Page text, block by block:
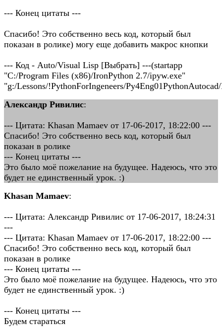
--- Конец цитаты ---
Спасибо! Это собственно весь код, который был
показан в ролике) могу еще добавить макрос кнопки
--- Код - Auto/Visual Lisp [Выбрать] ---(startapp
"C:/Program Files (x86)/IronPython 2.7/ipyw.exe"
"g:/Lessons/!PythonForIngeneers/
Александр Ривилис:
--- Цитата: Khasan Mamaev от 17-06-2017, 18:22:00 ---
Спасибо! Это собственно весь код, который был
показан в ролике
--- Конец цитаты ---
Это было моё пожелание на будущее. Надеюсь, что это
будет не единственный урок. :)
Khasan Mamaev:
--- Цитата: Александр Ривилис от 17-06-2017, 18:24:31
---
--- Цитата: Khasan Mamaev от 17-06-2017, 18:22:00 ---
Спасибо! Это собственно весь код, который был
показан в ролике
--- Конец цитаты ---
Это было моё пожелание на будущее. Надеюсь, что это
будет не единственный урок. :)
--- Конец цитаты ---
Будем стараться